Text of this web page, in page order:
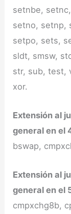
setnbe,
setno, setnp,
setpo, sets,
sldt, smsw,
str, sub, test,
xor.
Extensión al
general en el
bswap,
Extensión al
general en el
cmpxchg8b,